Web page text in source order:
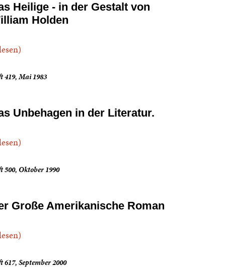
Heilige - in der Gestalt von
Holden
419, Mai 1983
Unbehagen in der Literatur.
500, Oktober 1990
Große Amerikanische Roman
617, September 2000